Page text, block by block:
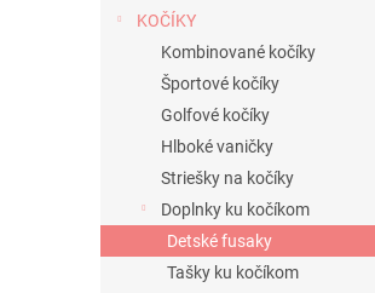
KOČÍKY
Kombinované kočíky
Športové kočíky
Golfové kočíky
Hlboké vaničky
Striešky na kočíky
Doplnky ku kočíkom
Detské fusaky
Tašky ku kočíkom